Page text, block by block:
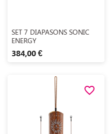
Aperçu rapide
SET 7 DIAPASONS SONIC
ENERGY
384,00 €
favorite_border